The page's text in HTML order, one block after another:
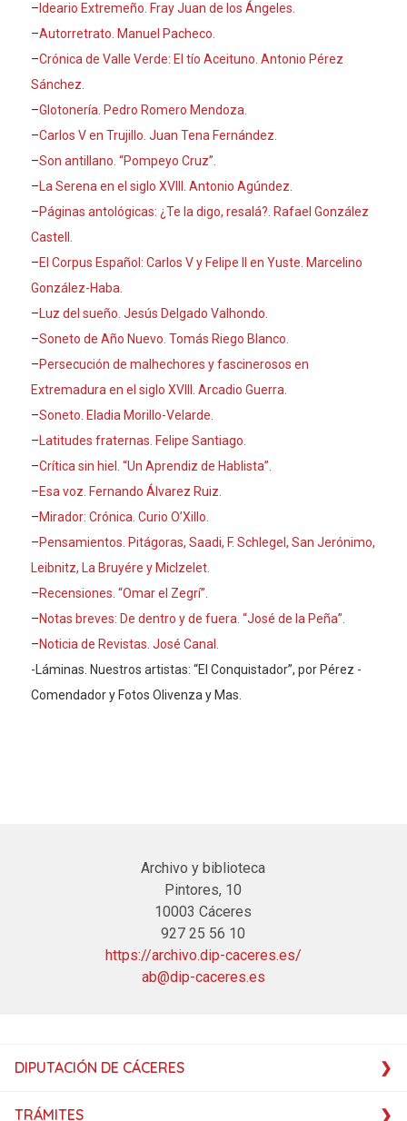
– Ideario Extremeño. Fray Juan de los Ángeles.
–Autorretrato. Manuel Pacheco.
–Crónica de Valle Verde: El tío Aceituno. Antonio Pérez
Sánchez.
–Glotonería. Pedro Romero Mendoza.
–Carlos V en Trujillo. Juan Tena Fernández.
–Son antillano. “Pompeyo Cruz”.
–La Serena en el siglo XVIII. Antonio Agúndez.
–Páginas antológicas: ¿Te la digo, resalá?. Rafael González
Castell.
–El Corpus Español: Carlos V y Felipe II en Yuste. Marcelino
González-Haba.
–Luz del sueño. Jesús Delgado Valhondo.
–Soneto de Año Nuevo. Tomás Riego Blanco.
–Persecución de malhechores y fascinerosos en
Extremadura en el siglo XVIII. Arcadio Guerra.
–Soneto. Eladia Morillo-Velarde.
–Latitudes fraternas. Felipe Santiago.
–Crítica sin hiel. “Un Aprendiz de Hablista”.
–Esa voz. Fernando Álvarez Ruiz.
–Mirador: Crónica. Curio O’Xillo.
–Pensamientos. Pitágoras, Saadi, F. Schlegel, San Jerónimo,
Leibnitz, La Bruyére y Miclzelet.
–Recensiones. “Omar el Zegrí”.
–Notas breves: De dentro y de fuera. “José de la Peña”.
–Noticia de Revistas. José Canal.
-Láminas. Nuestros artistas: “El Conquistador”, por Pérez -
Comendador y Fotos Olivenza y Mas.
Archivo y biblioteca
Pintores, 10
10003 Cáceres
927 25 56 10
https://archivo.dip-caceres.es/
ab@dip-caceres.es
DIPUTACIÓN DE CÁCERES
TRÁMITES